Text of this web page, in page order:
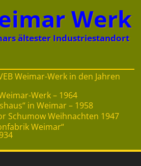
Werk
ältester Industriestandort
Weimar-Werk in den Jahren
Werk – 1964
in Weimar – 1958
Schumow Weihnachten 1947
Weimar“